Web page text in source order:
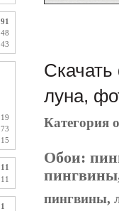
91
48
43
19
73
15
11
11
1
Скачать
луна,
Категория
Обои:
пингвины,
пингвины,